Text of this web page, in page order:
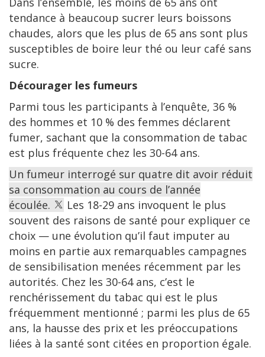
tendance à beaucoup sucrer leurs boissons
chaudes, alors que les plus de 65 ans sont plus
susceptibles de boire leur thé ou leur café sans
sucre.
Décourager les fumeurs
Parmi tous les participants à l’enquête, 36 %
des hommes et 10 % des femmes déclarent
fumer, sachant que la consommation de tabac
est plus fréquente chez les 30-64 ans.
Un fumeur interrogé sur quatre dit avoir réduit
sa consommation au cours de l’année
écoulée.
Les 18-29 ans invoquent le plus
souvent des raisons de santé pour expliquer ce
choix — une évolution qu’il faut imputer au
moins en partie aux remarquables campagnes
de sensibilisation menées récemment par les
autorités. Chez les 30-64 ans, c’est le
renchérissement du tabac qui est le plus
fréquemment mentionné ; parmi les plus de 65
ans, la hausse des prix et les préoccupations
liées à la santé sont citées en proportion égale.